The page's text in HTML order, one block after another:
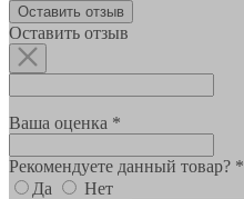
Оставить отзыв
Оставить отзыв
Ваша оценка *
Рекомендуете данный товар? *
Да
Нет